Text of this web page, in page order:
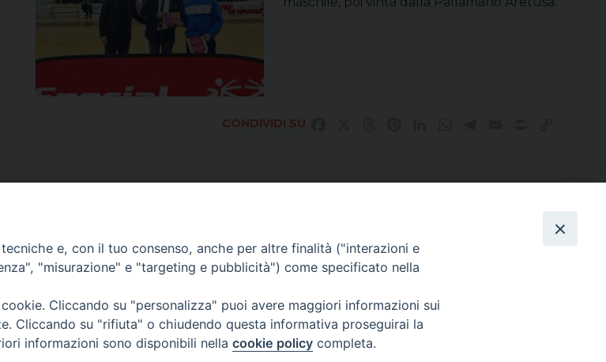
CONDIVIDI SU
Direttore Responsabile Giuseppe Rabita
Direttore Amministrativo Salvatore Bruno
Via Cammarata, 21 – Piazza Armerina
Autorizzazione Tribunale di Enna n. 113 del 24/2/2007
e, con il tuo consenso, anche per altre finalità ("interazioni e
"misurazione" e "targeting e pubblicità") come specificato nella
Cliccando su "personalizza" puoi avere maggiori informazioni sui
Cliccando su "rifiuta" o chiudendo questa informativa proseguirai la
informazioni sono disponibili nella cookie policy completa.